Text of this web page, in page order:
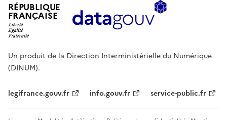
RÉPUBLIQUE
FRANÇAISE
Un produit de la Direction Interministérielle du Numérique
(DINUM).
legifrance.gouv.fr info.gouv.fr service-public.fr